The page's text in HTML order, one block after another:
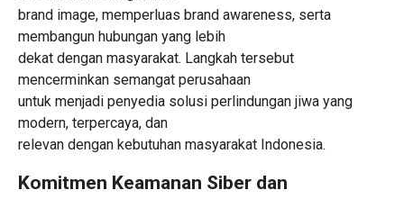
brand image, memperluas brand awareness, serta
membangun hubungan yang lebih
dekat dengan masyarakat. Langkah tersebut
mencerminkan semangat perusahaan
untuk menjadi penyedia solusi perlindungan jiwa yang
modern, terpercaya, dan
relevan dengan kebutuhan masyarakat Indonesia.
Komitmen Keamanan Siber dan